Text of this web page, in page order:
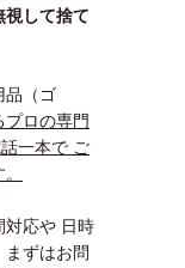
視して捨て
品（ゴ
ロの専門
一本で ご
対応や 日時
ずはお問